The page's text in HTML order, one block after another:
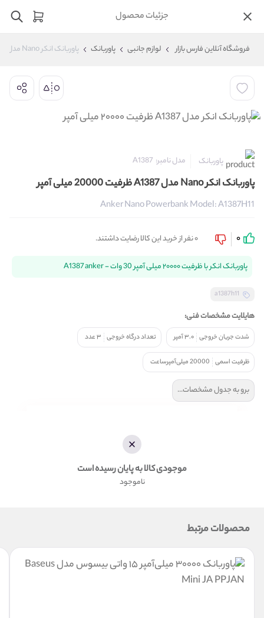
جزئیات محصول
فروشگاه آنلاین فارس بازار لوازم جانبی پاوربانک پاوربانک انکر Nano مدل A1387 ظرفیت 20000 میلی آمپر
پاوربانک مدل نامبر: A1387
پاوربانک انکر Nano مدل A1387 ظرفیت 20000 میلی آمپر
Anker Nano Powerbank Model: A1387H11
0 0 نفر از خرید این کالا رضایت داشتند.
پاوربانک انکر با ظرفیت ۲۰۰۰۰ میلی آمپر 30 وات - A1387 anker
a1387h11
هایلایت مشخصات فنی:
شدت جریان خروجی ۳.۰ آمپر تعداد درگاه خروجی ۳ عدد
ظرفیت اسمی 20000 میلی‌آمپرساعت
برو به جدول مشخصات...
موجودی کالا به پایان رسیده است
ناموجود
محصولات مرتبط